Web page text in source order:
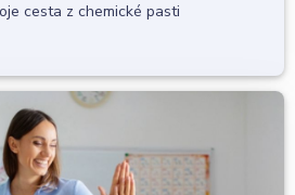
cesta z chemické pasti